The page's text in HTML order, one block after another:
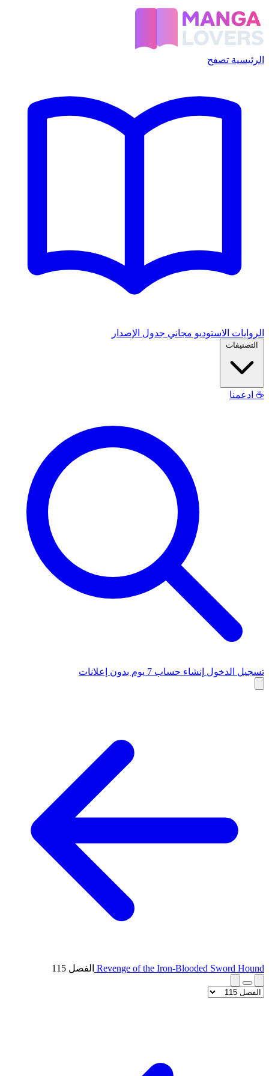
الرئيسية تصفح
الروايات الاستوديو مجاني جدول الإصدار
التصنيفات
☕ ادعمنا
تسجيل الدخول إنشاء حساب 7 يوم بدون إعلانات
Revenge of the Iron-Blooded Sword Hound الفصل 115